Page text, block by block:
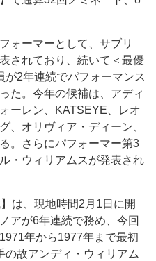
ォーマーとして、サブリ
されており、続いて＜最優
2年連続でパフォーマンス
た。今年の候補は、アディ
ーレン、KATSEYE、レオ
、オリヴィア・ディーン、
。さらにパフォーマー第3
・ウィリアムスが発表され
は、現地時間2月1日に開
アが6年連続で務め、今回
年から1977年まで最初
故アンディ・ウィリアム